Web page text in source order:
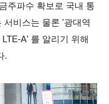
주파수 확보로 국내 통
서비스는 물론 '광대역
A' 를 알리기 위해
.